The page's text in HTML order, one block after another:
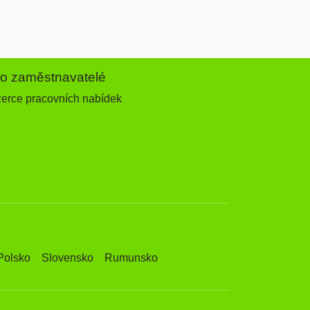
zaměstnavatelé
pracovních nabídek
Slovensko Rumunsko